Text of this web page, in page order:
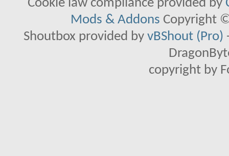
Cookie law compliance provided by
Mods & Addons Copyright
Shoutbox provided by vBShout (Pro)
copyright by